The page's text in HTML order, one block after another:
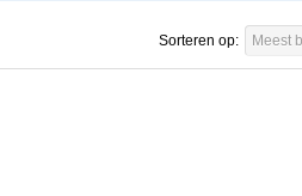
Sorteren op: Meest